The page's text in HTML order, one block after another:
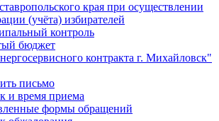
края при осуществлении
(учёта) избирателей
контроль
бюджет
контракта г. Михайловск"
письмо
и время приема
формы обращений